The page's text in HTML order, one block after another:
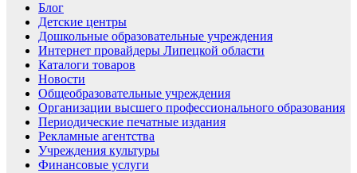
Блог
Детские центры
Дошкольные образовательные учреждения
Интернет провайдеры Липецкой области
Каталоги товаров
Новости
Общеобразовательные учреждения
Организации высшего профессионального образования
Периодические печатные издания
Рекламные агентства
Учреждения культуры
Финансовые услуги